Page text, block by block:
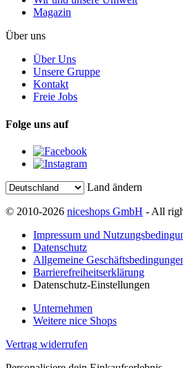
Magazin
Über uns
Über Uns
Unsere Gruppe
Kontakt
Freie Jobs
Folge uns auf
Land ändern
© 2010-2026 niceshops GmbH - All
Impressum und
Datenschutz
Allgemeine
Barrierefreiheitserklärung
Datenschutz-Einstellungen
Unternehmen
Weitere nice Shops
Vertrag widerrufen